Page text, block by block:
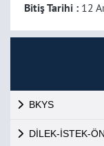
BKYS
DİLEK-İSTEK-
Bitiş Tarihi : 12